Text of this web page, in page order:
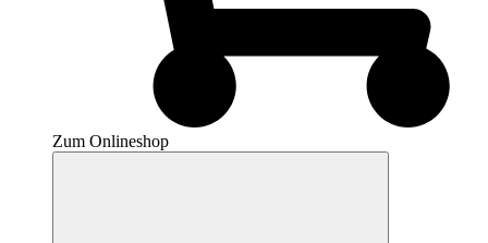
Zum Onlineshop